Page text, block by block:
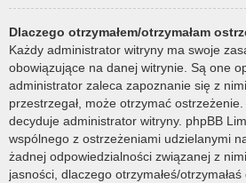
Dlaczego otrzymałem/otrzymałam
Każdy administrator witryny ma swoje
obowiązujące na danej witrynie. Są one
administrator zaleca zapoznanie się z
przestrzegał, może otrzymać
decyduje administrator witryny. phpBB
wspólnego z ostrzeżeniami udzielanymi
żadnej odpowiedzialności związanej z
jasności, dlaczego otrzymałeś/